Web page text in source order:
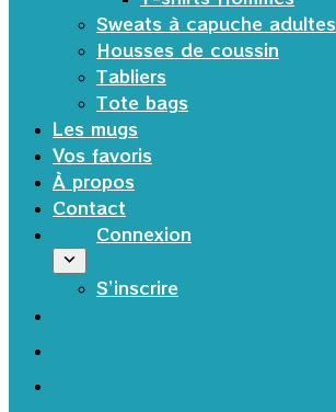
Sweats à capuche adultes
Housses de coussin
Tabliers
Tote bags
Les mugs
Vos favoris
À propos
Contact
Connexion
S’inscrire